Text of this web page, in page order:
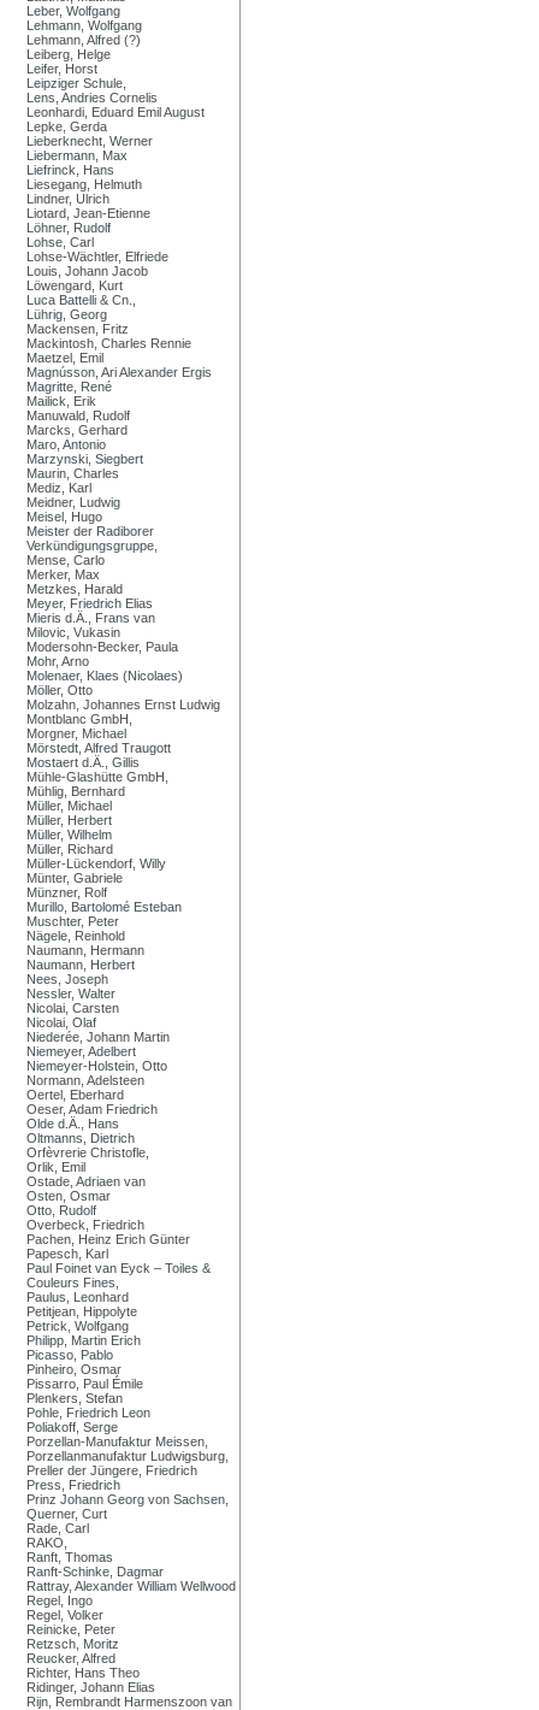
Leber, Wolfgang
Lehmann, Wolfgang
Lehmann, Alfred (?)
Leiberg, Helge
Leifer, Horst
Leipziger Schule,
Lens, Andries Cornelis
Leonhardi, Eduard Emil August
Lepke, Gerda
Lieberknecht, Werner
Liebermann, Max
Liefrinck, Hans
Liesegang, Helmuth
Lindner, Ulrich
Liotard, Jean-Etienne
Löhner, Rudolf
Lohse, Carl
Lohse-Wächtler, Elfriede
Louis, Johann Jacob
Löwengard, Kurt
Luca Battelli & Cn.,
Lührig, Georg
Mackensen, Fritz
Mackintosh, Charles Rennie
Maetzel, Emil
Magnússon, Ari Alexander Ergis
Magritte, René
Mailick, Erik
Manuwald, Rudolf
Marcks, Gerhard
Maro, Antonio
Marzynski, Siegbert
Maurin, Charles
Mediz, Karl
Meidner, Ludwig
Meisel, Hugo
Meister der Radiborer
Verkündigungsgruppe,
Mense, Carlo
Merker, Max
Metzkes, Harald
Meyer, Friedrich Elias
Mieris d.Ä., Frans van
Milovic, Vukasin
Modersohn-Becker, Paula
Mohr, Arno
Molenaer, Klaes (Nicolaes)
Möller, Otto
Molzahn, Johannes Ernst Ludwig
Montblanc GmbH,
Morgner, Michael
Mörstedt, Alfred Traugott
Mostaert d.Ä., Gillis
Mühle-Glashütte GmbH,
Mühlig, Bernhard
Müller, Michael
Müller, Herbert
Müller, Wilhelm
Müller, Richard
Müller-Lückendorf, Willy
Münter, Gabriele
Münzner, Rolf
Murillo, Bartolomé Esteban
Muschter, Peter
Nägele, Reinhold
Naumann, Hermann
Naumann, Herbert
Nees, Joseph
Nessler, Walter
Nicolai, Carsten
Nicolai, Olaf
Niederée, Johann Martin
Niemeyer, Adelbert
Niemeyer-Holstein, Otto
Normann, Adelsteen
Oertel, Eberhard
Oeser, Adam Friedrich
Olde d.Ä., Hans
Oltmanns, Dietrich
Orfèvrerie Christofle,
Orlik, Emil
Ostade, Adriaen van
Osten, Osmar
Otto, Rudolf
Overbeck, Friedrich
Pachen, Heinz Erich Günter
Papesch, Karl
Paul Foinet van Eyck – Toiles &
Couleurs Fines,
Paulus, Leonhard
Petitjean, Hippolyte
Petrick, Wolfgang
Philipp, Martin Erich
Picasso, Pablo
Pinheiro, Osmar
Pissarro, Paul Émile
Plenkers, Stefan
Pohle, Friedrich Leon
Poliakoff, Serge
Porzellan-Manufaktur Meissen,
Porzellanmanufaktur Ludwigsburg,
Preller der Jüngere, Friedrich
Press, Friedrich
Prinz Johann Georg von Sachsen,
Querner, Curt
Rade, Carl
RAKO,
Ranft, Thomas
Ranft-Schinke, Dagmar
Rattray, Alexander William Wellwood
Regel, Ingo
Regel, Volker
Reinicke, Peter
Retzsch, Moritz
Reucker, Alfred
Richter, Hans Theo
Ridinger, Johann Elias
Rijn, Rembrandt Harmenszoon van